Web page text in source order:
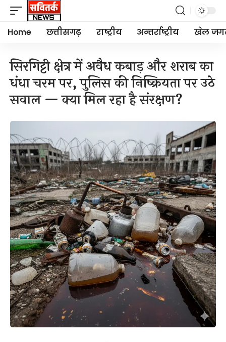
Home छत्तीसगढ़ राष्ट्रीय अन्तर्राष्ट्रीय खेल
सिरगिट्टी क्षेत्र में अवैध कबाड़ और शराब का
धंधा चरम पर, पुलिस की निष्क्रियता पर उठे
सवाल — क्या मिल रहा है संरक्षण?